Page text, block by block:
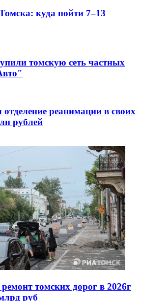
куда пойти 7–13
томскую сеть частных
реанимации в своих
рублей
томских дорог в 2026г
руб